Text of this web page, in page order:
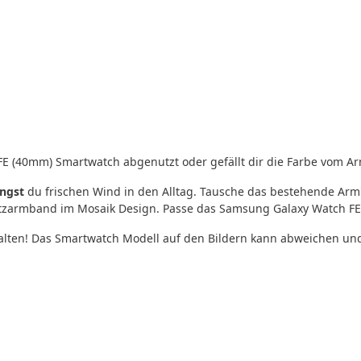
(40mm) Smartwatch abgenutzt oder gefällt dir die Farbe vom
du frischen Wind in den Alltag. Tausche das bestehende
im Mosaik Design. Passe das Samsung Galaxy Watch
Das Smartwatch Modell auf den Bildern kann abweichen